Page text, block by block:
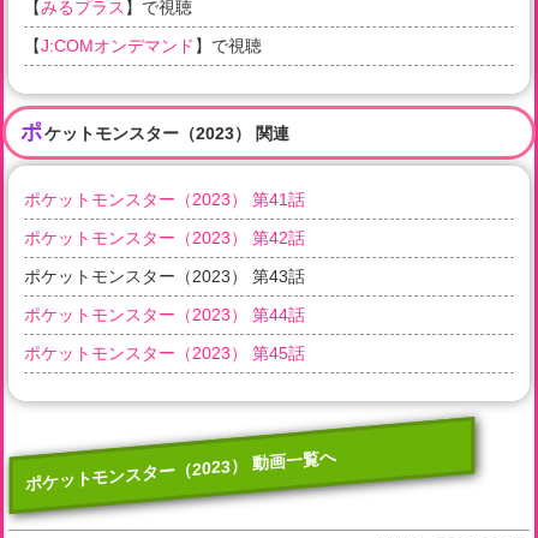
【みるプラス 】で視聴
【J:COMオンデマンド 】で視聴
ポケットモンスター（2023） 関連
ポケットモンスター（2023） 第41話
ポケットモンスター（2023） 第42話
ポケットモンスター（2023） 第43話
ポケットモンスター（2023） 第44話
ポケットモンスター（2023） 第45話
ポケットモンスター（2023） 動画一覧へ